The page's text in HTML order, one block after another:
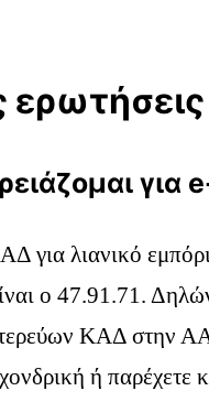
ερωτήσεις
για
για λιανικό
ο 47.91.71.
ΚΑΔ στην
ή παρέχετε